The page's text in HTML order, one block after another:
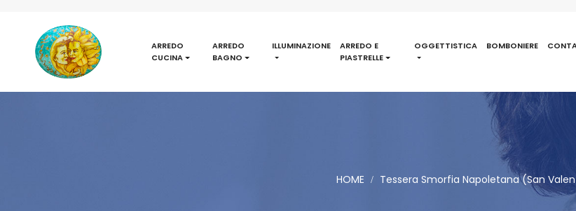
ARREDO
CUCINA
ARREDO
BAGNO
ILLUMINAZIONE
ARREDO E
PIASTRELLE
OGGETTISTICA BOMBONIERE
HOME Tessera Smorfia Napoletana (San